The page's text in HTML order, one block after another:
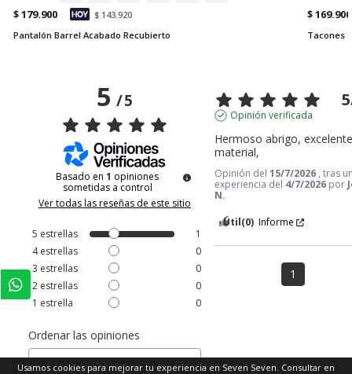
$ 179.900
$ 143.920
Pantalón Barrel Acabado Recubierto
$ 169.900
Tacones
5/5
Basado en1 opiniones
sometidas a control
Ver todas las reseñas de este sitio
5 estrellas
1
4estrellas
0
3 estrellas
0
2 estrellas
0
1 estrella 0
Ordenar las opiniones
5
Opinión verificada
Hermoso abrigo,
material,
Opinión del15/7/2026 , tras
experiencia del 4/7/2026 por
N.
Útil(0) Informe
1
Usamos cookies para mejorar tu experiencia en Seven Seven. Consultar en